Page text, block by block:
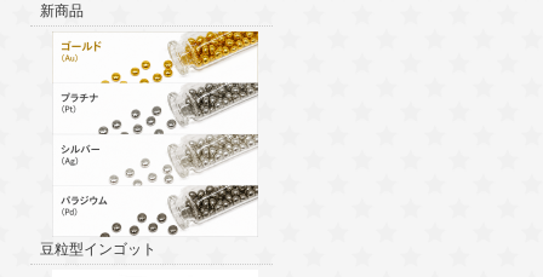
新商品
豆粒型インゴット